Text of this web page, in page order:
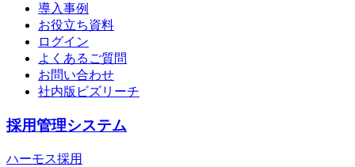
導入事例
お役立ち資料
ログイン
よくあるご質問
お問い合わせ
社内版ビズリーチ
採用管理システム
ハーモス採用